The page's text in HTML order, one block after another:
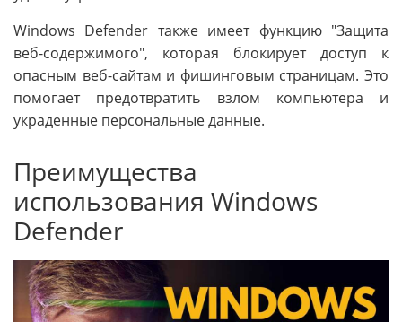
Windows Defender также имеет функцию "Защита
веб-содержимого", которая блокирует доступ к
опасным веб-сайтам и фишинговым страницам. Это
помогает предотвратить взлом компьютера и
украденные персональные данные.
Преимущества
использования Windows
Defender